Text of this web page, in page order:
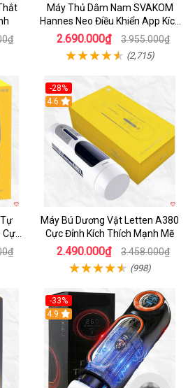
Máy Thủ Dâm Nam SVAKOM
Hannes Neo Điều Khiển App Kích
Thích
2.690.000₫ 3.955.000₫
(2,715)
-28%
Hot
4.6
Máy Bú Dương Vật Letten A380
Cực Đỉnh Kích Thích Mạnh Mẽ
2.490.000₫ 3.458.000₫
(998)
-33%
Hot
4.9